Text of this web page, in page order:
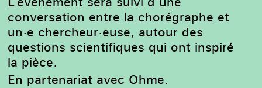
conversation entre la chorégraphe et
un·e chercheur·euse, autour des
questions scientifiques qui ont inspiré
la pièce.
En partenariat avec Ohme.